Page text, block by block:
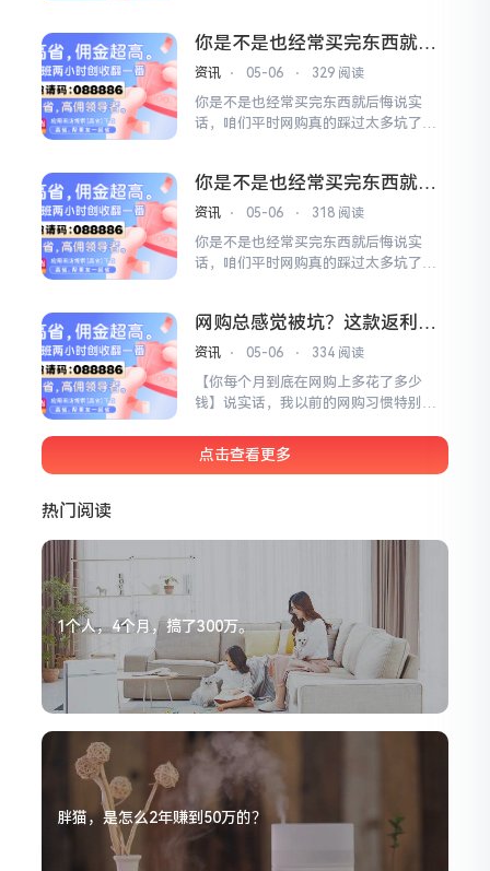
钱。拼多多作为购物平台，商品价格已
经很优惠，但配合返利软件使用，还能
为呢？【返利软件的核心优势】这类返
利软件最大的优势就是...
你是不是也经常买完东西就后
悔_160248_好项目网
资讯 ⋅ 05-06 ⋅ 329 阅读
你是不是也经常买完东西就后悔说实
话，咱们平时网购真的踩过太多坑了。
了89元就买到手，还返了十几块现金。
你说气不气人？不是东西贵，而是你根
在哪领，也不知道下单之后还能把钱拿
回来一部分。每天刷购物软件...
你是不是也经常买完东西就后
悔_160207_好项目网
资讯 ⋅ 05-06 ⋅ 318 阅读
你是不是也经常买完东西就后悔说实
话，咱们平时网购真的踩过太多坑了。
了89元就买到手，还返了十几块现金。
你说气不气人？不是东西贵，而是你根
在哪领，也不知道下单之后还能把钱拿
回来一部分。每天刷购物软件...
网购总感觉被坑？这款返利AP
P让我一年省下好几千
资讯 ⋅ 05-06 ⋅ 334 阅读
【你每个月到底在网购上多花了多少
钱】说实话，我以前的网购习惯特别
单，从来不去找优惠券。后来有一次跟
我同事聊天，发现我们买了同一款吹风
点击查看更多
热门阅读
1个人，4个月，搞了300万。
胖猫，是怎么2年赚到50万的？